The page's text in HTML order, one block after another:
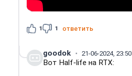
1 1 ответить
goodok 21-06-2024, 23:50
Вот Half-life на RTX: